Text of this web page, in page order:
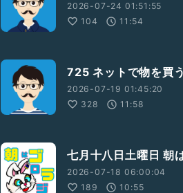
2026-07-24 01:51:55
104
11:54
725 ネットで物を買う
2026-07-19 01:45:20
328
11:58
七月十八日土曜日 朝
2026-07-18 06:00:04
189
10:55